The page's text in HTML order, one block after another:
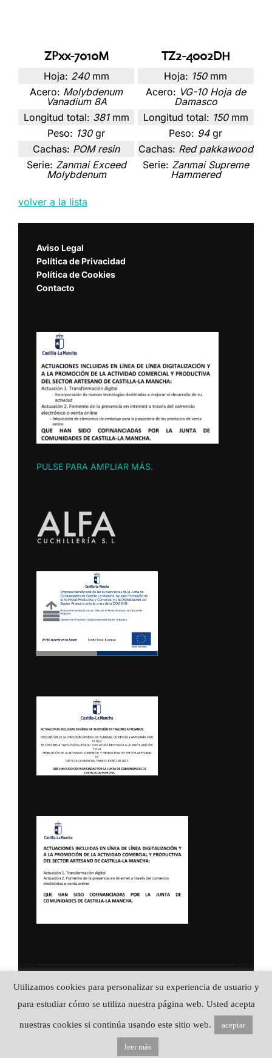
ZPxx-7010M
Hoja: 240 mm
Acero: Molybdenum
Vanadium 8A
Longitud total: 381 mm
Peso: 130 gr
Cachas: POM resin
Serie: Zanmai Exceed
Molybdenum
TZ2-4002DH
Hoja: 150 mm
Acero: VG-10 Hoja de
Damasco
Longitud total: 150 mm
Peso: 94 gr
Cachas: Red pakkawood
Serie: Zanmai Supreme
Hammered
volver a la lista
Aviso Legal
Política de Privacidad
Política de Cookies
Contacto
PULSE PARA AMPLIAR MÁS.
Política de Privacidad
Copyright © 2026 ALFA CUCHILLERIA ::
Utilizamos cookies para personalizar su experiencia de usuario y
para estudiar cómo se utiliza nuestra página web. Usted acepta
nuestras cookies si continúa usando este sitio web. aceptar
leer más